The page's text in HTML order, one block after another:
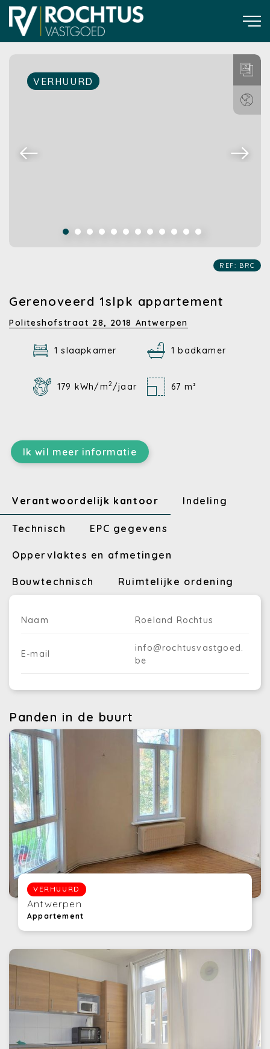
VERHUURD
REF: BRC
Gerenoveerd 1slpk appartement
Politeshofstraat 28, 2018 Antwerpen
1 slaapkamer 1 badkamer
179 kWh/m2 /jaar 67 m²
Ik wil meer informatie
Verantwoordelijk kantoor Indeling
Technisch EPC gegevens
Oppervlaktes en afmetingen
Bouwtechnisch Ruimtelijke ordening
Naam Roeland Rochtus
E-mail
info@rochtusvastgoed.
be
Panden in de buurt
VERHUURD
Antwerpen
Appartement